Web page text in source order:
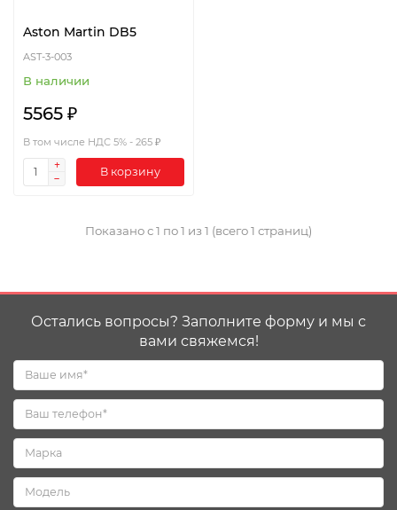
Aston Martin DB5
AST-3-003
В наличии
5565 ₽
В том числе НДС 5% - 265 ₽
В корзину
Показано с 1 по 1 из 1 (всего 1 страниц)
Остались вопросы? Заполните форму и мы с
вами свяжемся!